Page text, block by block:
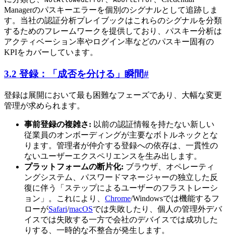
Managerのパスキーエラーを個別のシグナルとして追跡しま
す。当社の認証分析プレイブックはこれらのシグナルを分類
するためのフレームワークを提供しており、パスキー分析は
アクティベーション率やログイン率などのパスキー固有の
KPIをカバーしています。
3.2 登録：「成否を分ける」瞬間#
登録は展開において最も困難なフェーズであり、大幅な変更
管理が求められます。
事前登録の複雑さ: 以前の認証情報を持たない新しい
従業員のオンボーディングが主要なボトルネックとな
ります。管理者が仲介する登録への依存は、一貫性の
ないユーザーエクスペリエンスを生み出します。
プラットフォームの断片化: ブラウザ、オペレーティ
ングシステム、パスワードマネージャーの独立した反
復に伴う「ステップによるユーザーのフラストレーシ
ョン」。これにより、 Chrome/Windowsでは機能するフ
ローがSafari/macOSでは失敗したり、個人の管理外デバ
イスでは失敗する一方で会社のデバイスでは成功した
りする、一時的な不整合が発生します。